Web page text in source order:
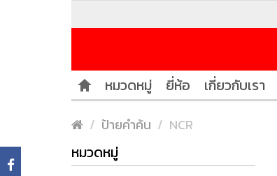
หมวดหมู่ ยี่ห้อ เกี่ยวกับเรา
ป้ายคำค้น NCR
หมวดหมู่